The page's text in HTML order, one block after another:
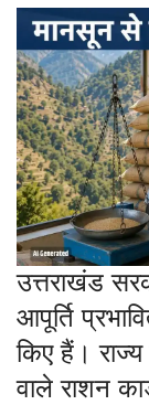
उत्तराखंड
आपूर्ति
किए हैं।
वाले राशन